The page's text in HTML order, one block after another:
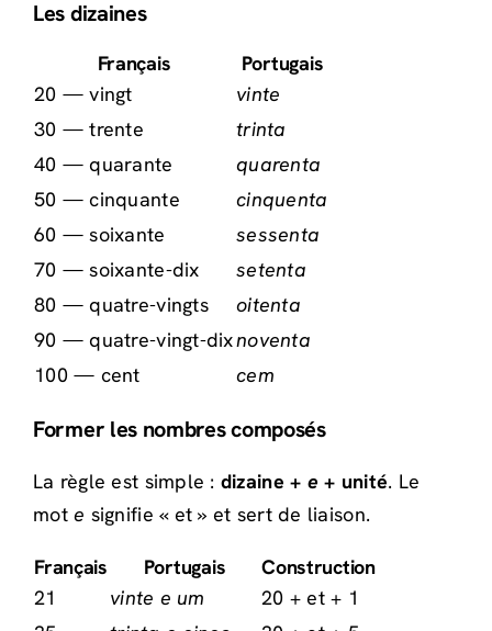
Les dizaines
Français
Portugais
20 — vingt
vinte
30 — trente
trinta
40 — quarante
quarenta
50 — cinquante
cinquenta
60 — soixante
sessenta
70 — soixante-dix
setenta
80 — quatre-vingts
oitenta
90 — quatre-vingt-dixnoventa
100 — cent
cem
Former les nombres composés
La règle est simple : dizaine + e + unité. Le
mote signifie « et » et sert de liaison.
Français Portugais
Construction
21
vinte e um
20 + et + 1